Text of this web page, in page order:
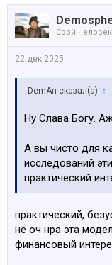
Свой человек
22 дек 2025
DemAn сказал(а): ↑
Ну Слава Богу.
А вы чисто для
исследований
практический
практический,
не оч нра эта
финансовый